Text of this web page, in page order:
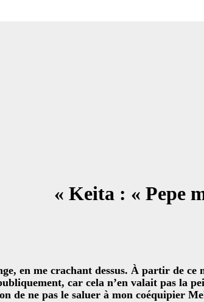
Keita : « Pepe
en me crachant dessus. À partir de
car cela n’en valait pas la
ne pas le saluer à mon coéquipier